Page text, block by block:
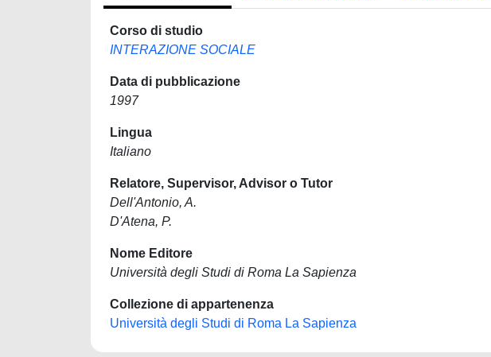
Corso di studio
INTERAZIONE SOCIALE
Data di pubblicazione
1997
Lingua
Italiano
Relatore, Supervisor, Advisor o Tutor
Dell'Antonio, A.
D'Atena, P.
Nome Editore
Università degli Studi di Roma La Sapienza
Collezione di appartenenza
Università degli Studi di Roma La Sapienza